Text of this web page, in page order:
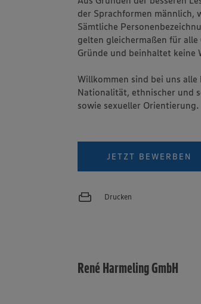
der Sprachformen männlich,
Sämtliche
gelten gleichermaßen für
Gründe und beinhaltet keine
Willkommen sind bei uns
Nationalität, ethnischer und
sowie sexueller Orientierung.
JETZT BEWERBEN
Drucken
René Harmeling GmbH